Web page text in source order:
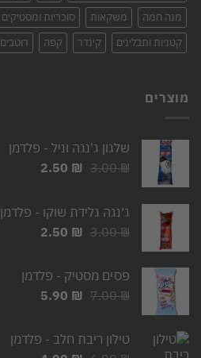
מנה חמה
משקאות סוכריות ומסטיקים
קטניות ותבלינים
קינדר קפה רוטבים
מוצרים
שלגון ג'נגה וניל - פלדמן
3.00₪
המחיר
3.00 ₪.
2.50 ₪
המחיר
2.50 ₪.
ג׳נגה גלידת שוקו - פלדמן
3.00₪
המחיר
3.00 ₪.
2.50 ₪
המחיר
2.50 ₪.
פסים מסטיק - פלדמן
7.00₪
המחיר
7.00 ₪.
5.90 ₪
המחיר
5.90 ₪.
טילון ריבת חלב - פלדמן